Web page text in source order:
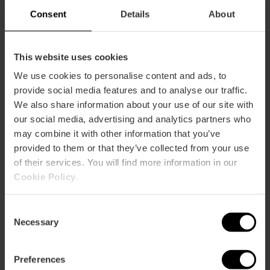
Consent Details About
This website uses cookies
We use cookies to personalise content and ads, to
provide social media features and to analyse our traffic.
We also share information about your use of our site with
our social media, advertising and analytics partners who
may combine it with other information that you’ve
provided to them or that they’ve collected from your use
of their services. You will find more information in our
Cookie Policy
Selection
Necessary
Preferences
Metro
L4,L6
11, 12, 70
Calle Sant Vicent de Paül, 44 46019 València